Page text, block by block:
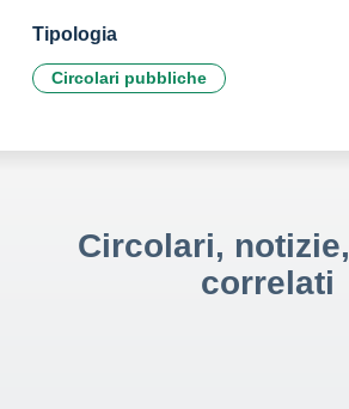
Tipologia
Circolari pubbliche
Circolari,
correlati